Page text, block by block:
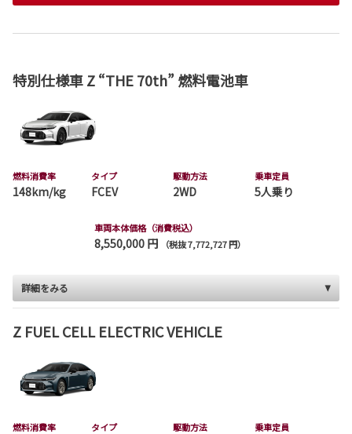
特別仕様車 Z “THE 70th” 燃料電池車
燃料消費率
148km/kg
タイプ
FCEV
駆動方法
2WD
乗車定員
5人乗り
車両本体価格（消費税込）
8,550,000 円 （税抜 7,772,727 円）
詳細をみる
Z FUEL CELL ELECTRIC VEHICLE
燃料消費率 タイプ 駆動方法 乗車定員